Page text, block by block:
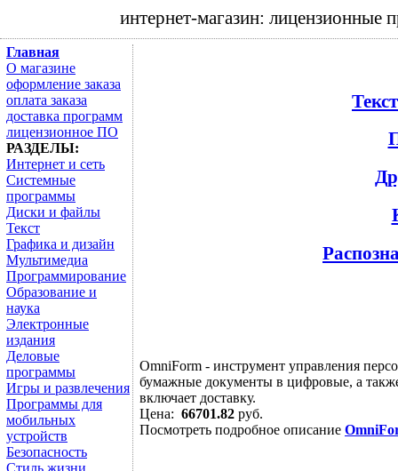
интернет-магазин:
Главная
О магазине
оформление заказа
оплата заказа
доставка программ
лицензионное ПО
РАЗДЕЛЫ:
Интернет и сеть
Системные
программы
Диски и файлы
Текст
Графика и дизайн
Мультимедиа
Программирование
Образование и
наука
Электронные
издания
Деловые
программы
Игры и развлечения
Программы для
мобильных
устройств
Безопасность
Стиль жизни
OmniForm - инструмент управления
бумажные документы в цифровые, а
включает доставку.
Цена: 66701.82 руб.
Посмотреть подробное описание